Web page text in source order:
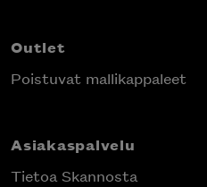
Outlet
Poistuvat mallikappaleet
Asiakaspalvelu
Tietoa Skannosta